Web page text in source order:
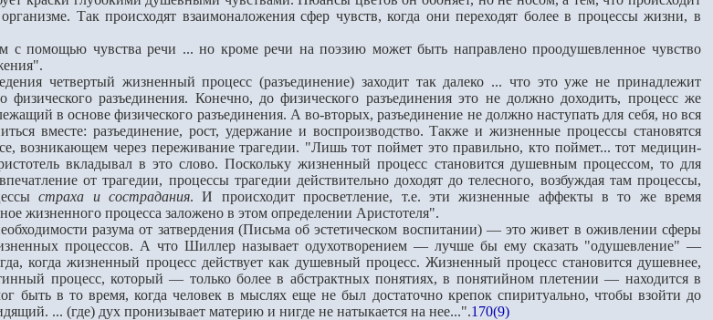
Так происходят взаимоналожения сфер чувств, когда они переходят более в процессы жизни, в
чувства речи ... но кроме речи на поэзию может быть направлено проодушевленное чувство
четвертый жизненный процесс (разъединение) заходит так да­леко ... что это уже не принадлежит
физического разъедине­ния. Конечно, до физического разъединения это не должно доходить, процесс же
в основе физического разъединения. А во-вторых, разъединение не должно наступать для себя, но вся
вместе: разъединение, рост, удержа­ние и воспроизводство. Также и жизненные процессы становятся
возникающем через переживание трагедии. "Лишь тот поймет это правильно, кто поймет... тот медицин­
вкладывал в это слово. Поскольку жизненный процесс становится душевным процессом, то для
от траге­дии, процессы трагедии действительно доходят до телесного, возбуждая там процессы,
страха и сострадания. И происходит просветление, т.е. эти жизненные аффекты в то же время
жизненного процесса заложено в этом опреде­лении Аристотеля".
разума от затвердения (Письма об эстетическом вос­питании) — это живет в оживлении сферы
процессов. А что Шиллер называет одухотворением — лучше бы ему сказать "одушевление" —
когда жизненный процесс действует как душевный процесс. Жизненный процесс становит­ся душевнее,
процесс, который — только более в абстрак­тных понятиях, в понятийном плетении — находится в
быть в то время, когда человек в мыслях еще не был достаточно крепок спиритуально, чтобы взойти до
... (где) дух пронизывает материю и нигде не натыкается на нее...".170(9)